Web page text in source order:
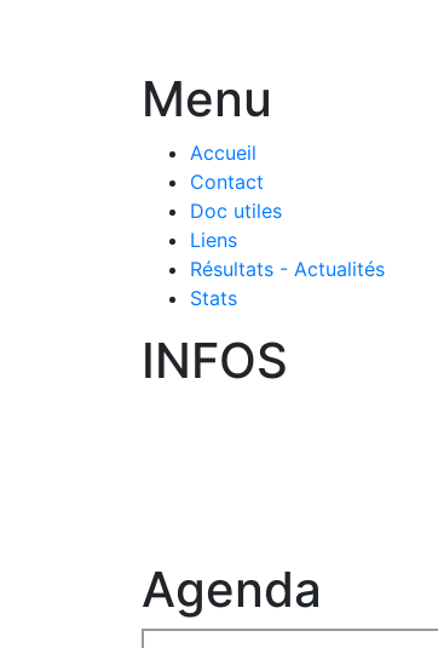
Menu
Accueil
Contact
Doc utiles
Liens
Résultats - Actualités
Stats
INFOS
Agenda